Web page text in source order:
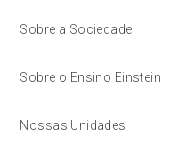
Sobre a Sociedade
Sobre o Ensino Einstein
Nossas Unidades